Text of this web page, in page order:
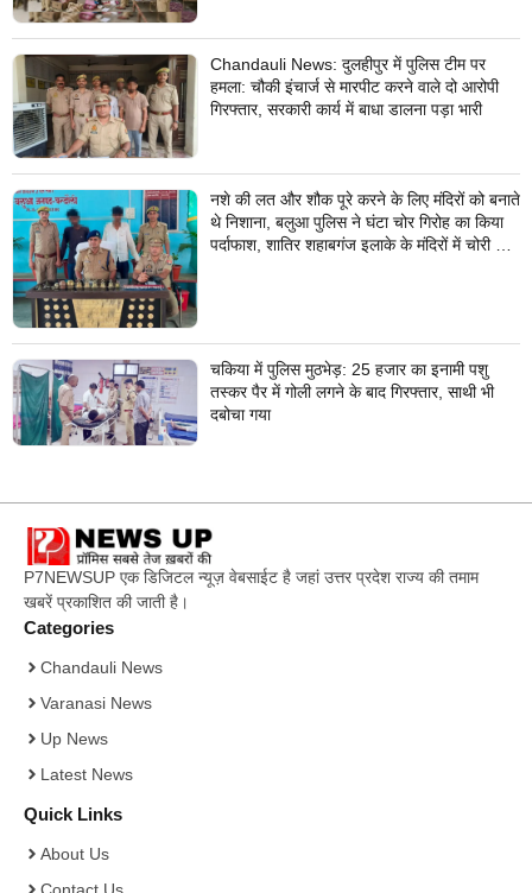
Chandauli News: दुलहीपुर में पुलिस टीम पर
हमला: चौकी इंचार्ज से मारपीट करने वाले दो आरोपी
गिरफ्तार, सरकारी कार्य में बाधा डालना पड़ा भारी
नशे की लत और शौक पूरे करने के लिए मंदिरों को बनाते
थे निशाना, बलुआ पुलिस ने घंटा चोर गिरोह का किया
पर्दाफाश, शातिर शहाबगंज इलाके के मंदिरों में चोरी की
चकिया में पुलिस मुठभेड़: 25 हजार का इनामी पशु
तस्कर पैर में गोली लगने के बाद गिरफ्तार, साथी भी
दबोचा गया
P7NEWSUP एक डिजिटल न्यूज़ वेबसाईट है जहां उत्तर प्रदेश राज्य की तमाम
खबरें प्रकाशित की जाती है।
Categories
Chandauli News
Varanasi News
Up News
Latest News
Quick Links
About Us
Contact Us